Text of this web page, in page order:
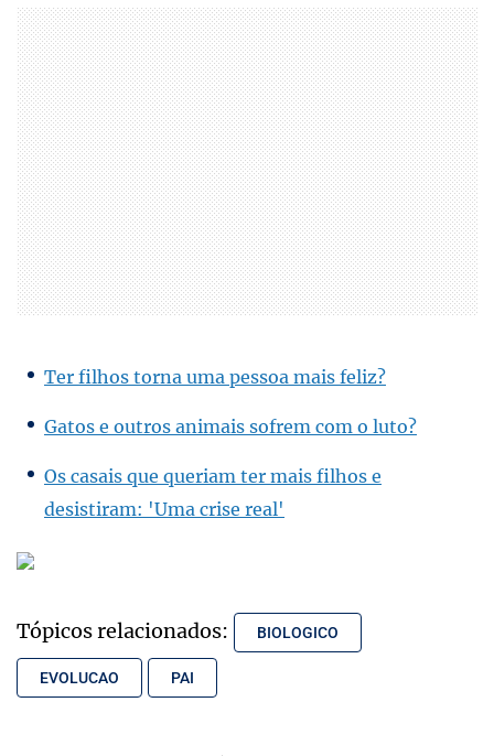
Ter filhos torna uma pessoa mais feliz?
Gatos e outros animais sofrem com o luto?
Os casais que queriam ter mais filhos e
desistiram: 'Uma crise real'
Tópicos relacionados: BIOLOGICO
EVOLUCAO PAI